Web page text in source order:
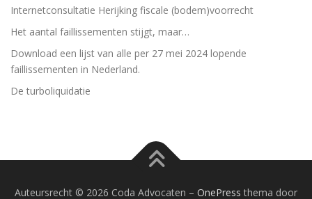
Internetconsultatie Herijking fiscale (bodem)voorrecht
Het aantal faillissementen stijgt, maar…
Download een lijst van alle per 27 mei 2024 lopende
faillissementen in Nederland.
De turboliquidatie
Auteursrecht © 2026 Coda Advocaten – OnePress thema door